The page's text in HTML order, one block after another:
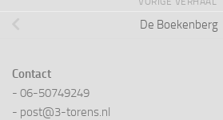
De Boekenberg
Contact
- 06-50749249
- post@3-torens.nl